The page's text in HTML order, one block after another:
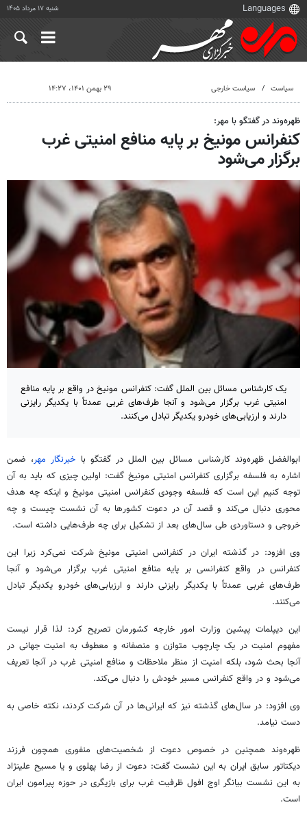
شنبه ۱۷ مرداد ۱۴۰۵
سیاست سیاست خارجی ۲۹ بهمن ۱۴۰۱، ۱۴:۲۷
ظهره‌وند در گفتگو با مهر:
کنفرانس مونیخ بر پایه منافع امنیتی غرب
برگزار می‌شود
یک کارشناس مسائل بین الملل گفت: کنفرانس مونیخ در واقع بر پایه منافع
امنیتی غرب برگزار می‌شود و آنجا طرف‌های غربی عمدتاً با یکدیگر رایزنی
دارند و ارزیابی‌های خودرو یکدیگر تبادل می‌کنند.
ابوالفضلظهره‌وند کارشناس مسائل بین المللدر گفتگو با خبرنگار مهر، ضمن
اشاره به فلسفه برگزاری کنفرانس امنیتی مونیخ گفت: اولین چیزی که باید به آن
توجه کنیم این است که فلسفه وجودی کنفرانس امنیتی مونیخ و اینکه چه هدف
محوری دنبال می‌کند و قصد آن در دعوت کشورها به آن نشست چیست و چه
خروجی و دستاوردی طی سال‌های بعد از تشکیل برای چه طرف‌هایی داشته است.
وی افزود: در گذشته ایران در کنفرانس امنیتی مونیخ شرکت نمی‌کرد زیرا این
کنفرانس در واقع کنفرانسی بر پایه منافع امنیتی غرب برگزار می‌شود و آنجا
طرف‌های غربی عمدتاً با یکدیگر رایزنی دارند و ارزیابی‌های خودرو یکدیگر تبادل
می‌کنند.
این دیپلمات پیشین وزارت امور خارجه کشورمان تصریح کرد: لذا قرار نیست
مفهوم امنیت در یک چارچوب متوازن و منصفانه و معطوف به امنیت جهانی در
آنجا بحث شود، بلکه امنیت از منظر ملاحظات و منافع امنیتی غرب در آنجا تعریف
می‌شود و در واقع کنفرانس مسیر خودش را دنبال می‌کند.
وی افزود: در سال‌های گذشته نیز که ایرانی‌ها در آن شرکت کردند، نکته خاصی به
دست نیامد.
ظهره‌وند همچنین در خصوص دعوت از شخصیت‌های منفوری همچون فرزند
دیکتاتور سابق ایران به این نشست گفت: دعوت از رضا پهلوی و یا مسیح علینژاد
به این نشست بیانگر اوج افول ظرفیت غرب برای بازیگری در حوزه پیرامون ایران
است.